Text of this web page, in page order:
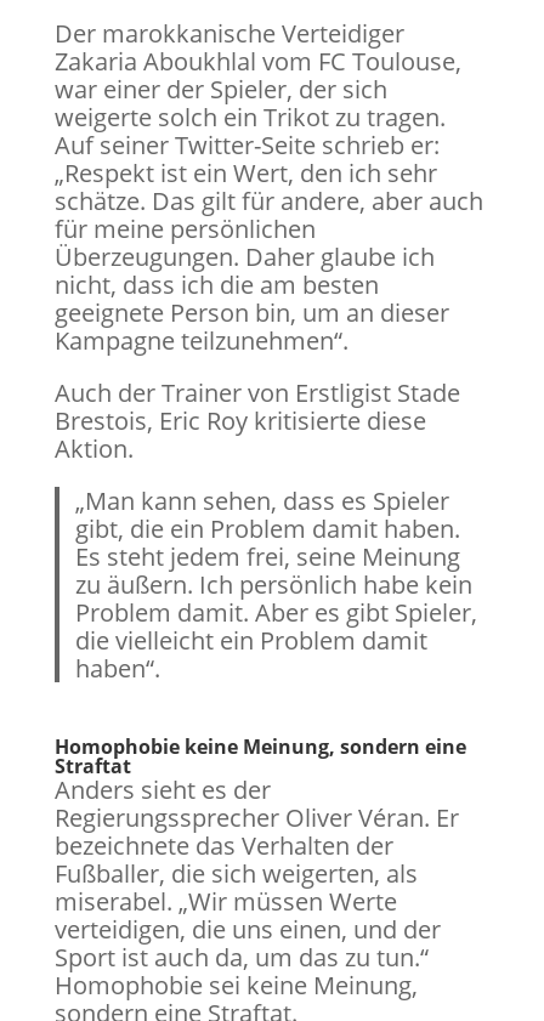
Der marokkanische Verteidiger
Zakaria Aboukhlal vom FC Toulouse,
war einer der Spieler, der sich
weigerte solch ein Trikot zu tragen.
Auf seiner Twitter-Seite schrieb er:
„Respekt ist ein Wert, den ich sehr
schätze. Das gilt für andere, aber auch
für meine persönlichen
Überzeugungen. Daher glaube ich
nicht, dass ich die am besten
geeignete Person bin, um an dieser
Kampagne teilzunehmen“.
Auch der Trainer von Erstligist Stade
Brestois, Eric Roy kritisierte diese
Aktion.
„Man kann sehen, dass es Spieler
gibt, die ein Problem damit haben.
Es steht jedem frei, seine Meinung
zu äußern. Ich persönlich habe kein
Problem damit. Aber es gibt Spieler,
die vielleicht ein Problem damit
haben“.
Homophobie keine Meinung, sondern eine
Straftat
Anders sieht es der
Regierungssprecher Oliver Véran. Er
bezeichnete das Verhalten der
Fußballer, die sich weigerten, als
miserabel. „Wir müssen Werte
verteidigen, die uns einen, und der
Sport ist auch da, um das zu tun.“
Homophobie sei keine Meinung,
sondern eine Straftat.